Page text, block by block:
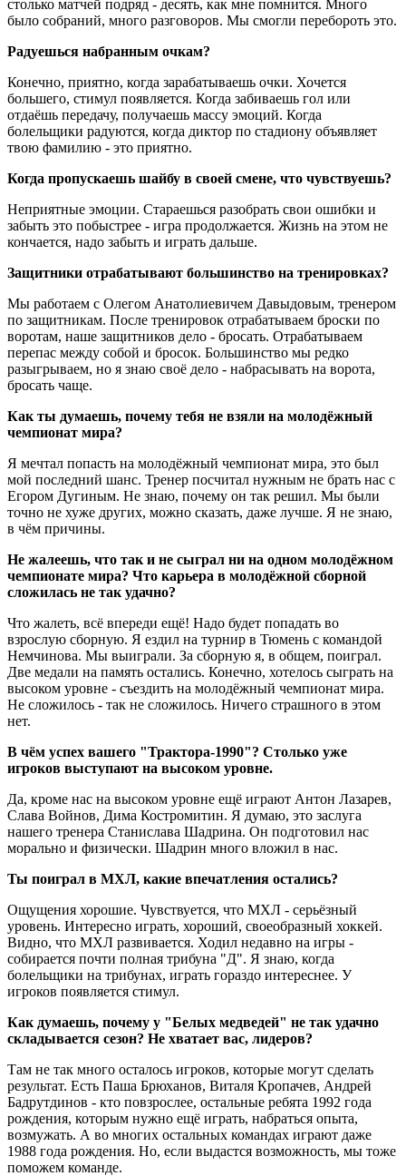
столько матчей подряд - десять, как мне помнится. Много
было собраний, много разговоров. Мы смогли перебороть это.
Радуешься набранным очкам?
Конечно, приятно, когда зарабатываешь очки. Хочется
большего, стимул появляется. Когда забиваешь гол или
отдаёшь передачу, получаешь массу эмоций. Когда
болельщики радуются, когда диктор по стадиону объявляет
твою фамилию - это приятно.
Когда пропускаешь шайбу в своей смене, что чувствуешь?
Неприятные эмоции. Стараешься разобрать свои ошибки и
забыть это побыстрее - игра продолжается. Жизнь на этом не
кончается, надо забыть и играть дальше.
Защитники отрабатывают большинство на тренировках?
Мы работаем с Олегом Анатолиевичем Давыдовым, тренером
по защитникам. После тренировок отрабатываем броски по
воротам, наше защитников дело - бросать. Отрабатываем
перепас между собой и бросок. Большинство мы редко
разыгрываем, но я знаю своё дело - набрасывать на ворота,
бросать чаще.
Как ты думаешь, почему тебя не взяли на молодёжный
чемпионат мира?
Я мечтал попасть на молодёжный чемпионат мира, это был
мой последний шанс. Тренер посчитал нужным не брать нас с
Егором Дугиным. Не знаю, почему он так решил. Мы были
точно не хуже других, можно сказать, даже лучше. Я не знаю,
в чём причины.
Не жалеешь, что так и не сыграл ни на одном молодёжном
чемпионате мира? Что карьера в молодёжной сборной
сложилась не так удачно?
Что жалеть, всё впереди ещё! Надо будет попадать во
взрослую сборную. Я ездил на турнир в Тюмень с командой
Немчинова. Мы выиграли. За сборную я, в общем, поиграл.
Две медали на память остались. Конечно, хотелось сыграть на
высоком уровне - съездить на молодёжный чемпионат мира.
Не сложилось - так не сложилось. Ничего страшного в этом
нет.
В чём успех вашего "Трактора-1990"? Столько уже
игроков выступают на высоком уровне.
Да, кроме нас на высоком уровне ещё играют Антон Лазарев,
Слава Войнов, Дима Костромитин. Я думаю, это заслуга
нашего тренера Станислава Шадрина. Он подготовил нас
морально и физически. Шадрин много вложил в нас.
Ты поиграл в МХЛ, какие впечатления остались?
Ощущения хорошие. Чувствуется, что МХЛ - серьёзный
уровень. Интересно играть, хороший, своеобразный хоккей.
Видно, что МХЛ развивается. Ходил недавно на игры -
собирается почти полная трибуна "Д". Я знаю, когда
болельщики на трибунах, играть гораздо интереснее. У
игроков появляется стимул.
Как думаешь, почему у "Белых медведей" не так удачно
складывается сезон? Не хватает вас, лидеров?
Там не так много осталось игроков, которые могут сделать
результат. Есть Паша Брюханов, Виталя Кропачев, Андрей
Бадрутдинов - кто повзрослее, остальные ребята 1992 года
рождения, которым нужно ещё играть, набраться опыта,
возмужать. А во многих остальных командах играют даже
1988 года рождения. Но, если выдастся возможность, мы тоже
поможем команде.